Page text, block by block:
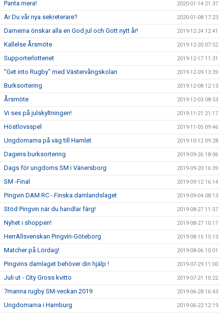
Panta mera! 2020-01-14 21:37
Är Du vår nya sekreterare? 2020-01-08 17:23
Damerna önskar alla en God jul och Gott nytt år! 2019-12-24 12:41
Kallelse Årsmöte 2019-12-20 07:52
Supporterlotteriet 2019-12-17 11:31
"Get into Rugby" med Västervångskolan 2019-12-09 13:39
Burksortering 2019-12-08 12:13
Årsmöte 2019-12-03 08:53
Vi ses på julskyltningen! 2019-11-21 21:17
Höstlovsspel 2019-11-05 09:46
Ungdomarna på väg till Hamlet 2019-10-12 09:28
Dagens burksortering 2019-09-26 18:06
Dags för ungdoms SM i Vänersborg 2019-09-20 16:39
SM -Final 2019-09-12 16:14
Pingvin DAM RC - Finska damlandslaget 2019-09-04 08:13
Stöd Pingvin när du handlar färg! 2019-08-27 11:57
Nyhet i shoppen! 2019-08-27 10:17
HerrAllsvenskan Pingvin-Göteborg 2019-08-15 15:13
Matcher på Lördag! 2019-08-06 10:01
Pingvins damlaget behöver din hjälp ! 2019-07-29 11:00
Juli ut - City Gross kvitto 2019-07-21 10:22
7manna rugby SM-veckan 2019 2019-06-28 16:43
Ungdomarna i Hamburg 2019-06-22 12:19